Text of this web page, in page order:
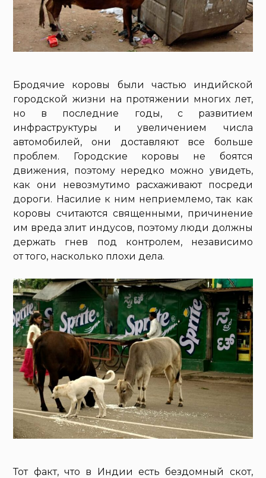
Бродячие коровы были частью индийской
городской жизни на протяжении многих лет,
но в последние годы, с развитием
инфраструктуры и увеличением числа
автомобилей, они доставляют все больше
проблем. Городские коровы не боятся
движения, поэтому нередко можно увидеть,
как они невозмутимо расхаживают посреди
дороги. Насилие к ним неприемлемо, так как
коровы считаются священными, причинение
им вреда злит индусов, поэтому люди должны
держать гнев под контролем, независимо
от того, насколько плохи дела.
Тот факт, что в Индии есть бездомный скот,